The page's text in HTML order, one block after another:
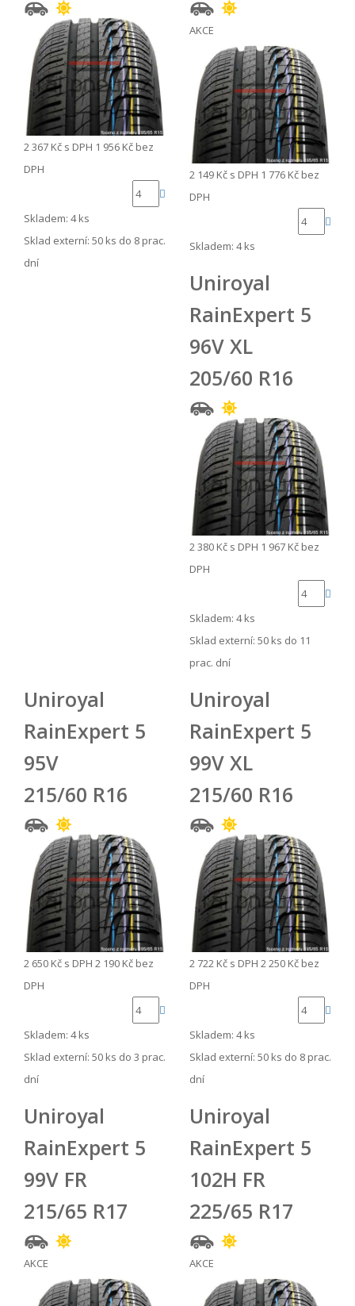
2 367 Kč s DPH 1 956 Kč bez
DPH
Skladem: 4 ks
Sklad externí: 50 ks do 8 prac.
dní
AKCE
2 149 Kč s DPH 1 776 Kč bez
DPH
Skladem: 4 ks
Uniroyal
RainExpert 5
96V XL
205/60 R16
2 380 Kč s DPH 1 967 Kč bez
DPH
Skladem: 4 ks
Sklad externí: 50 ks do 11
prac. dní
Uniroyal
RainExpert 5
95V
215/60 R16
2 650 Kč s DPH 2 190 Kč bez
DPH
Skladem: 4 ks
Sklad externí: 50 ks do 3 prac.
dní
Uniroyal
RainExpert 5
99V XL
215/60 R16
2 722 Kč s DPH 2 250 Kč bez
DPH
Skladem: 4 ks
Sklad externí: 50 ks do 8 prac.
dní
Uniroyal
RainExpert 5
99V FR
215/65 R17
AKCE
Uniroyal
RainExpert 5
102H FR
225/65 R17
AKCE